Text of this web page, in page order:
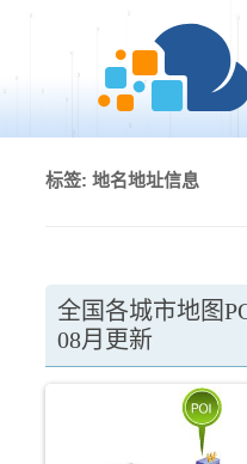
标签: 地名地址信息
全国各城市地图
08月更新